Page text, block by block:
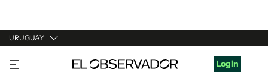
URUGUAY
URUGUAY Login